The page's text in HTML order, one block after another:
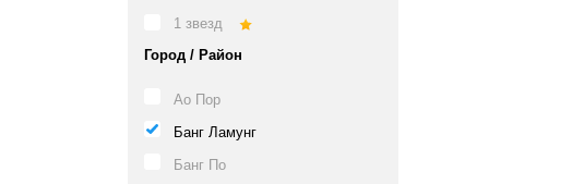
1 звезд
Город / Район
Ао Пор
Банг Ламунг
Банг По